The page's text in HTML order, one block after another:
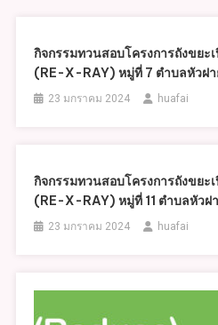
กิจกรรมทวนสอบโครงการถังขยะ
(RE-X-RAY) หมู่ที่ 7 ตำบลหัวฝ
23 มกราคม 2024 huafai
กิจกรรมทวนสอบโครงการถังขยะ
(RE-X-RAY) หมู่ที่ 11 ตำบลหัวฝ
23 มกราคม 2024 huafai